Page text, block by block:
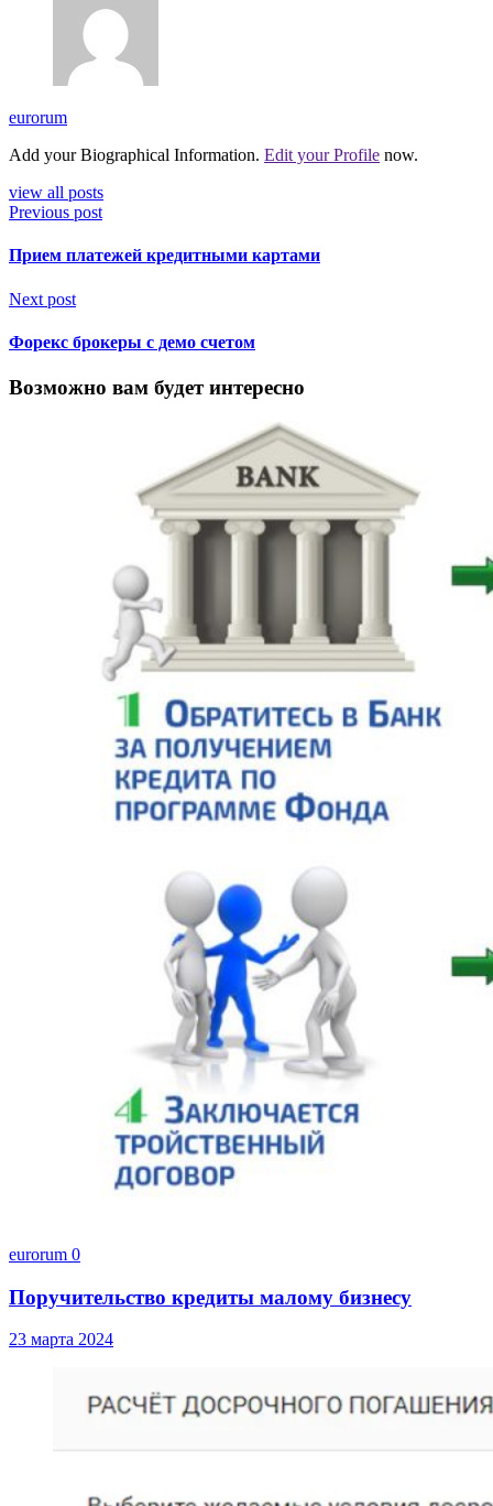
eurorum
Add your Biographical Information. Edit your Profile now.
view all posts
Previous post
Прием платежей кредитными картами
Next post
Форекс брокеры с демо счетом
Возможно вам будет интересно
eurorum 0
Поручительство кредиты малому бизнесу
23 марта 2024